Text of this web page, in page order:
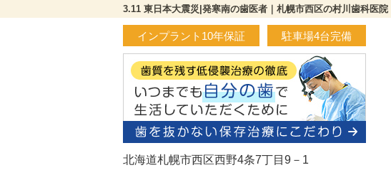
3.11 東日本大震災|発寒南の歯医者｜札幌市西区の村川歯科医院
インプラント10年保証 駐車場4台完備
北海道札幌市西区西野4条7丁目9－1